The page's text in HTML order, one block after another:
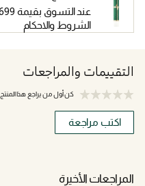
الشروط والاحكام
التقييمات والمراجعات
كن أول من يراجع هذا المنتج
اكتب مراجعة
المراجعات الأخيرة